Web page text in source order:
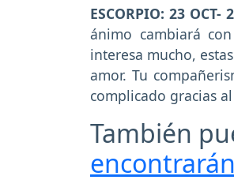
ESCORPIO: 23 OCT-
ánimo cambiará
interesa mucho,
amor. Tu
complicado gracias
También